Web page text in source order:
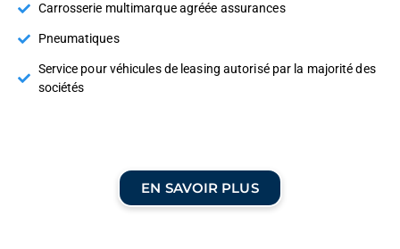
Carrosserie multimarque agréée assurances
Pneumatiques
Service pour véhicules de leasing autorisé par la majorité des
sociétés
EN SAVOIR PLUS